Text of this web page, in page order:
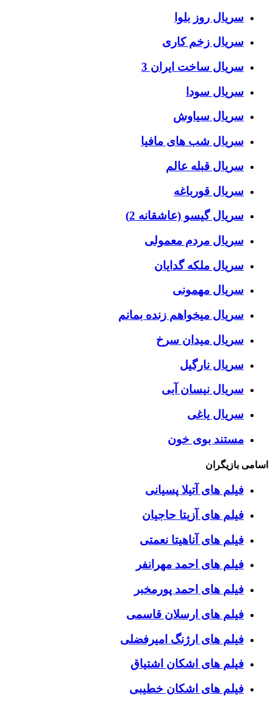
سریال روز بلوا
سریال زخم کاری
سریال ساخت ایران 3
سریال سودا
سریال سیاوش
سریال شب های مافیا
سریال قبله عالم
سریال قورباغه
سریال گیسو (عاشقانه 2)
سریال مردم معمولی
سریال ملکه گدایان
سریال مهمونی
سریال میخواهم زنده بمانم
سریال میدان سرخ
سریال نارگیل
سریال نیسان آبی
سریال یاغی
مستند بوی خون
اسامی بازیگران
فیلم های آتیلا پسیانی
فیلم های آزیتا حاجیان
فیلم های آناهیتا نعمتی
فیلم های احمد مهرانفر
فیلم های احمد پورمخبر
فیلم های ارسلان قاسمی
فیلم های ارژنگ امیرفضلی
فیلم های اشکان اشتیاق
فیلم های اشکان خطیبی